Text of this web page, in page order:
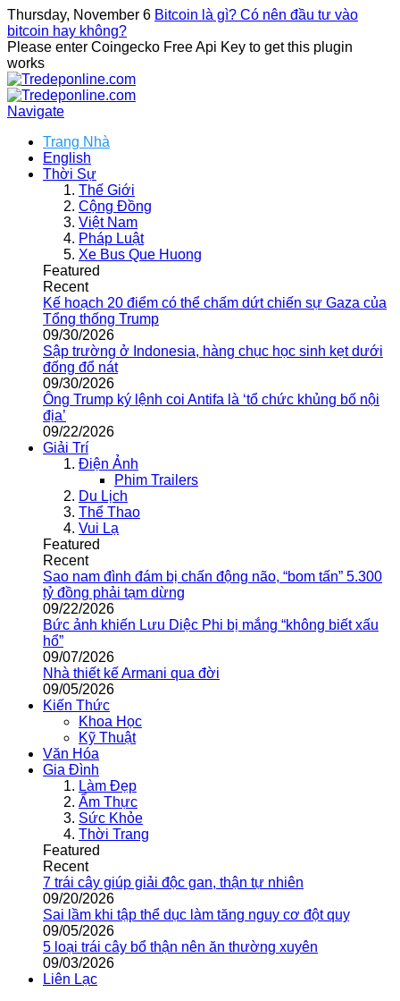
Thursday, November 6 Bitcoin là gì? Có nên đầu tư vào
bitcoin hay không?
Please enter Coingecko Free Api Key to get this plugin
works
Navigate
Trang Nhà
English
Thời Sự
Thế Giới
Cộng Đồng
Việt Nam
Pháp Luật
Xe Bus Que Huong
Featured
Recent
Kế hoạch 20 điểm có thể chấm dứt chiến sự Gaza của
Tổng thống Trump
09/30/2026
Sập trường ở Indonesia, hàng chục học sinh kẹt dưới
đống đổ nát
09/30/2026
Ông Trump ký lệnh coi Antifa là ‘tổ chức khủng bố nội
địa’
09/22/2026
Giải Trí
Điện Ảnh
Phim Trailers
Du Lịch
Thể Thao
Vui Lạ
Featured
Recent
Sao nam đình đám bị chấn động não, “bom tấn” 5.300
tỷ đồng phải tạm dừng
09/22/2026
Bức ảnh khiến Lưu Diệc Phi bị mắng “không biết xấu
hổ”
09/07/2026
Nhà thiết kế Armani qua đời
09/05/2026
Kiến Thức
Khoa Học
Kỹ Thuật
Văn Hóa
Gia Đình
Làm Đẹp
Ẩm Thực
Sức Khỏe
Thời Trang
Featured
Recent
7 trái cây giúp giải độc gan, thận tự nhiên
09/20/2026
Sai lầm khi tập thể dục làm tăng nguy cơ đột quỵ
09/05/2026
5 loại trái cây bổ thận nên ăn thường xuyên
09/03/2026
Liên Lạc